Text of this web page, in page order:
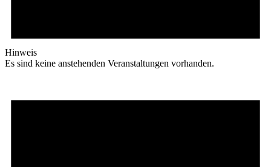
Hinweis
Es sind keine anstehenden Veranstaltungen vorhanden.